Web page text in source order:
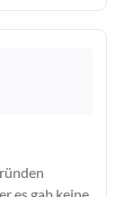
es gab keine